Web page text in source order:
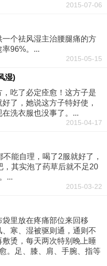
2015-07-06
个祛风湿主治腰腿痛的方
96%。...
2015-05-15
湿)
吃了必定痊愈！这方子是
了，她说这方子特好使，
洗衣服也没事了。...
2015-04-17
能自理，喝了2服就好了，
其实泡了药草后就不足20
...
2015-03-22
里放在疼痛部位来回移
寒、湿被驱则通，通则不
烫，每天两次特别晚上睡
。足、膝、肩、手腕、指等